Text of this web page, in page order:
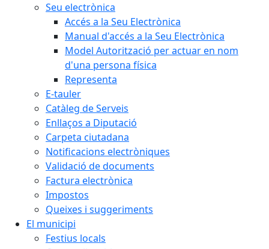
Seu electrònica
Accés a la Seu Electrònica
Manual d'accés a la Seu Electrònica
Model Autorització per actuar en nom
d'una persona física
Representa
E-tauler
Catàleg de Serveis
Enllaços a Diputació
Carpeta ciutadana
Notificacions electròniques
Validació de documents
Factura electrònica
Impostos
Queixes i suggeriments
El municipi
Festius locals